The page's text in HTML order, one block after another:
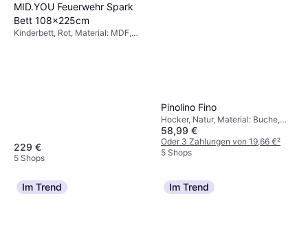
MID.YOU Feuerwehr Spark
Bett 108x225cm
Kinderbett, Rot, Material: MDF,
229 €
5 Shops
Pinolino Fino
Hocker, Natur, Material: Buche,
Holz
58,99 €
Oder 3 Zahlungen von 19,66 €²
5 Shops
Im Trend Im Trend